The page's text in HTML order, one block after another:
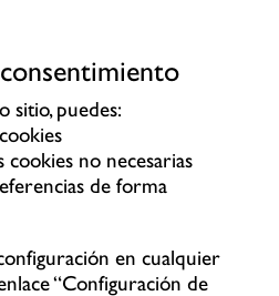
sitio, puedes:
cookies no necesarias
de forma
en cualquier
“Configuración de